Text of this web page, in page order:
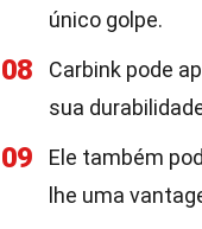
único golpe.
08
Carbink pode
sua
09
Ele também
lhe uma